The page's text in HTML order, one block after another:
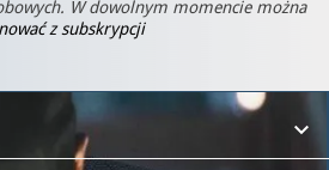
W dowolnym momencie można
z subskrypcji
